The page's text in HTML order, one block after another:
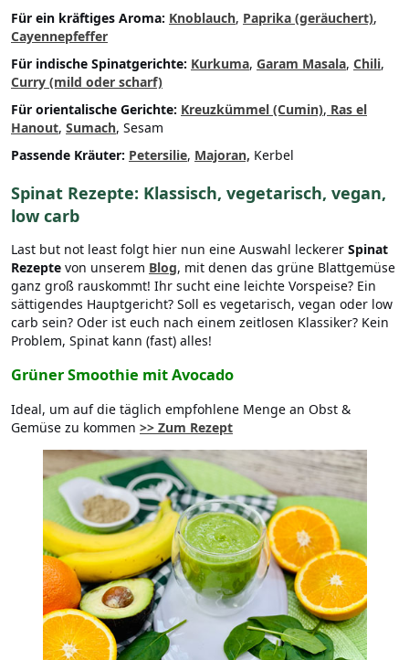
Für ein kräftiges Aroma: Knoblauch, Paprika (geräuchert),
Cayennepfeffer
Für indische Spinatgerichte: Kurkuma, Garam Masala, Chili,
Curry (mild oder scharf)
Für orientalische Gerichte: Kreuzkümmel (Cumin), Ras el
Hanout, Sumach, Sesam
Passende Kräuter: Petersilie, Majoran, Kerbel
Spinat Rezepte: Klassisch, vegetarisch, vegan,
low carb
Last but not least folgt hier nun eine Auswahl leckerer Spinat
Rezepte von unserem Blog, mit denen das grüne Blattgemüse
ganz groß rauskommt! Ihr sucht eine leichte Vorspeise? Ein
sättigendes Hauptgericht? Soll es vegetarisch, vegan oder low
carb sein? Oder ist euch nach einem zeitlosen Klassiker? Kein
Problem, Spinat kann (fast) alles!
Grüner Smoothie mit Avocado
Ideal, um auf die täglich empfohlene Menge an Obst &
Gemüse zu kommen >> Zum Rezept